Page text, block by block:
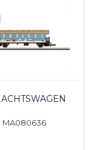
MA080636